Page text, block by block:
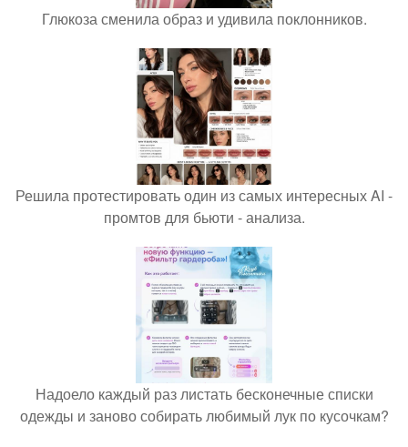
Глюкоза сменила образ и удивила поклонников.
Решила протестировать один из самых интересных AI -
промтов для бьюти - анализа.
Надоело каждый раз листать бесконечные списки
одежды и заново собирать любимый лук по кусочкам?